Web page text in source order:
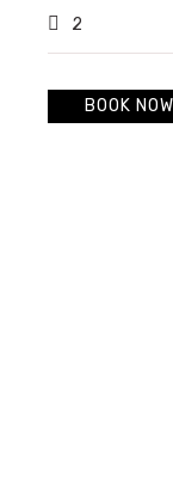
2
BOOK NOW